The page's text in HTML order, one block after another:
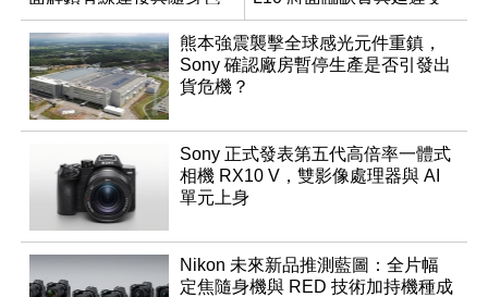
調編輯
貨時間
熊本強震襲擊全球感光元件重鎮，
Sony 確認廠房暫停生產是否引發出
貨危機？
Sony 正式發表第五代高倍率一體式
相機 RX10 V，雙影像處理器與 AI
單元上身
Nikon 未來新品推測藍圖：全片幅
定焦隨身機與 RED 技術加持機種成